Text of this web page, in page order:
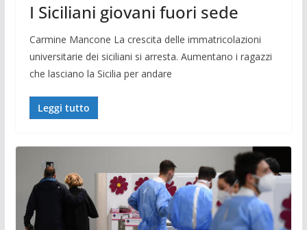
I Siciliani giovani fuori sede
Carmine Mancone La crescita delle immatricolazioni
universitarie dei siciliani si arresta. Aumentano i ragazzi
che lasciano la Sicilia per andare
Leggi tutto